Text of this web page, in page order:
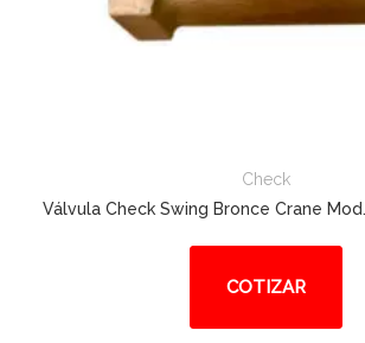
Check
COTIZAR